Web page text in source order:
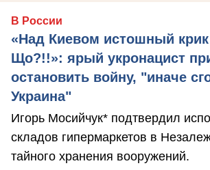
В России
«Над Киевом истошный
Що?!!»: ярый укронацист
остановить войну, "иначе
Украина"
Игорь Мосийчук* подтвердил
складов гипермаркетов в
тайного хранения вооружений.